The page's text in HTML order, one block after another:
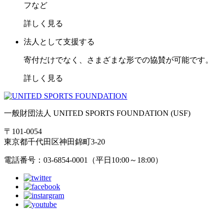
フなど
詳しく見る
法人として支援する
寄付だけでなく、さまざまな形での協賛が可能です。
詳しく見る
一般財団法人 UNITED SPORTS FOUNDATION (USF)
〒101-0054
東京都千代田区神田錦町3-20
電話番号：03-6854-0001（平日10:00～18:00）